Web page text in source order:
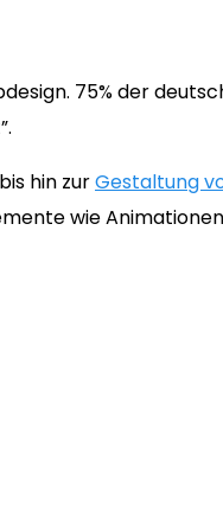
75% der
hin zurGestaltung
wie